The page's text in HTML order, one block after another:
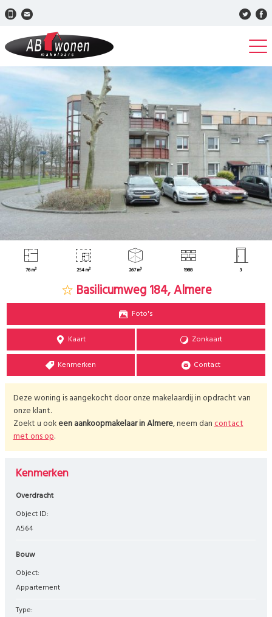
76 m² 254 m² 267 m³ 1988 3
Basilicumweg 184, Almere
Foto's
Kaart Zonkaart
Kenmerken Contact
Deze woning is aangekocht door onze makelaardij in opdracht van
onze klant.
Zoekt u ookeen aankoopmakelaar inAlmere, neem dancontact
met ons op.
Kenmerken
Overdracht
Object ID:
A564
Bouw
Object:
appartement
Type: